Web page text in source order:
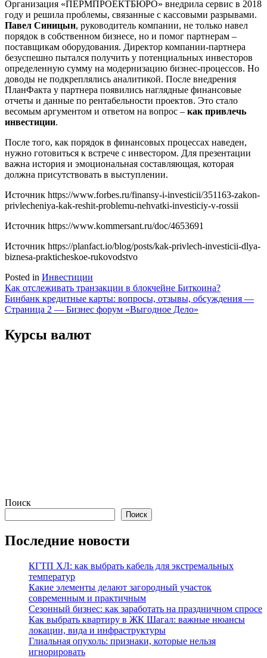
Организация «ПЕРМПРОЕКТБЮРО» внедрила сервис в 2018
году и решила проблемы, связанные с кассовыми разрывами.
Павел Синицын, руководитель компании, не только навел
порядок в собственном бизнесе, но и помог партнерам –
поставщикам оборудования. Директор компании-партнера
безуспешно пытался получить у потенциальных инвесторов
определенную сумму на модернизацию бизнес-процессов. Но
доводы не подкреплялись аналитикой. После внедрения
ПланФакта у партнера появились наглядные финансовые
отчеты и данные по рентабельности проектов. Это стало
весомым аргументом и ответом на вопрос – как привлечь
инвестиции.
После того, как порядок в финансовых процессах наведен,
нужно готовиться к встрече с инвестором. Для презентации
важна история и эмоциональная составляющая, которая
должна присутствовать в выступлении.
Источник https://www.forbes.ru/finansy-i-investicii/351163-zakon-
privlecheniya-kak-reshit-problemu-nehvatki-investiciy-v-rossii
Источник https://www.kommersant.ru/doc/4653691
Источник https://planfact.io/blog/posts/kak-privlech-investicii-dlya-
biznesa-prakticheskoe-rukovodstvo
Posted in Инвестиции
Навигация
по
Как отслеживать транзакции в блокчейне Биткоина?
Бинбанк кредитные карты: вопросы, отзывы, обсуждения —
Страница 2 — Бизнес форум «Выгодное Дело»
Курсы валют
Поиск
Поиск
Последние новости
КГТП ХЛ: как выбрать кабель для экстремальных
температур
Какие элементы делают загородный участок
современным и практичным
Сезонный бизнес: как заработать на праздничном спросе
Как выбрать квартиру в ЖК Шагал: важные нюансы
локации, вида и инфраструктуры
Глиальная опухоль: признаки, которые нельзя
игнорировать